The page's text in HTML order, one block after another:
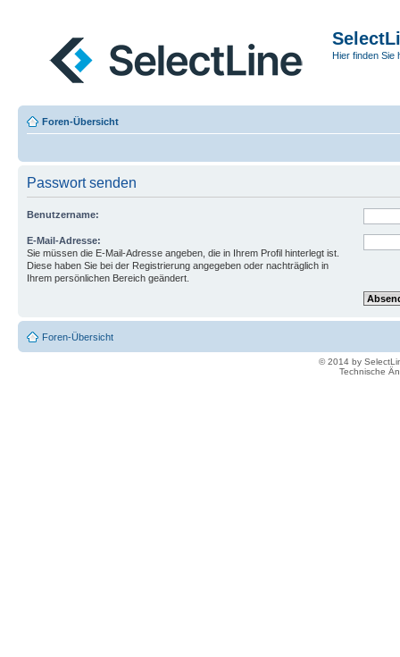
Hier finden Sie
Foren-Übersicht
Passwort senden
Benutzername:
E-Mail-Adresse:
Sie müssen die E-Mail-Adresse angeben, die in Ihrem Profil hinterlegt ist.
Diese haben Sie bei der Registrierung angegeben oder nachträglich in
Ihrem persönlichen Bereich geändert.
Foren-Übersicht
© 2014 by
Technische